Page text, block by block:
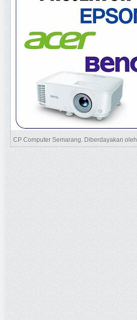
CP Computer Semarang. Diberdayakan oleh